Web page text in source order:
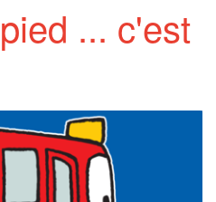
... c'est